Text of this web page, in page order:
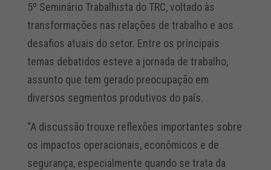
5º Seminário Trabalhista do TRC, voltado às
transformações nas relações de trabalho e aos
desafios atuais do setor. Entre os principais
temas debatidos esteve a jornada de trabalho,
assunto que tem gerado preocupação em
diversos segmentos produtivos do país.
“A discussão trouxe reflexões importantes sobre
os impactos operacionais, econômicos e de
segurança, especialmente quando se trata da